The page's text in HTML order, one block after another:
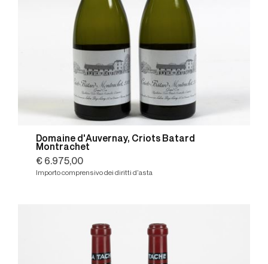
Domaine d'Auvernay, Criots Batard
Montrachet
€ 6.975,00
Importo comprensivo dei diritti d'asta